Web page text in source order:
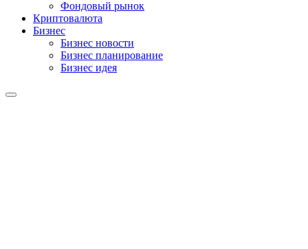
Фондовый рынок
Криптовалюта
Бизнес
Бизнес новости
Бизнес планирование
Бизнес идея